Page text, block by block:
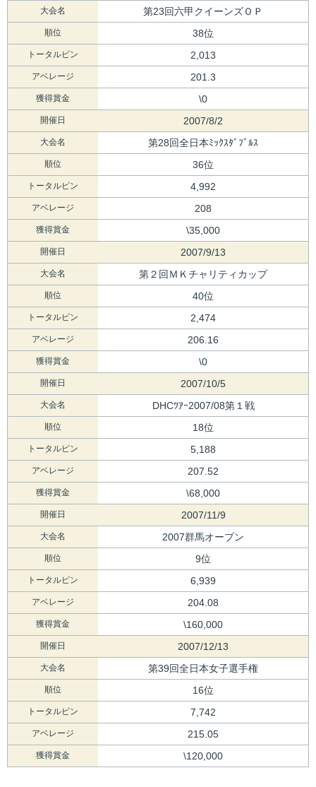
大会名 第23回六甲クイーンズＯＰ
順位 38位
トータルピン 2,013
アベレージ 201.3
獲得賞金 \0
開催日 2007/8/2
大会名 第28回全日本ﾐｯｸｽﾀﾞﾌﾞﾙｽ
順位 36位
トータルピン 4,992
アベレージ 208
獲得賞金 \35,000
開催日 2007/9/13
大会名 第２回ＭＫチャリティカップ
順位 40位
トータルピン 2,474
アベレージ 206.16
獲得賞金 \0
開催日 2007/10/5
大会名 DHCﾂｱｰ2007/08第１戦
順位 18位
トータルピン 5,188
アベレージ 207.52
獲得賞金 \68,000
開催日 2007/11/9
大会名 2007群馬オープン
順位 9位
トータルピン 6,939
アベレージ 204.08
獲得賞金 \160,000
開催日 2007/12/13
大会名 第39回全日本女子選手権
順位 16位
トータルピン 7,742
アベレージ 215.05
獲得賞金 \120,000